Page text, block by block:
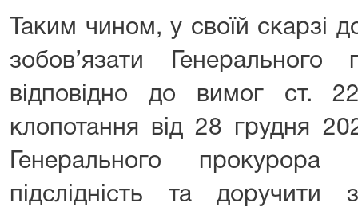
Таким чином, у своїй скарзі
зобов’язати Генерального
відповідно до вимог ст.
клопотання від 28 грудня
Генерального
підслідність та доручити